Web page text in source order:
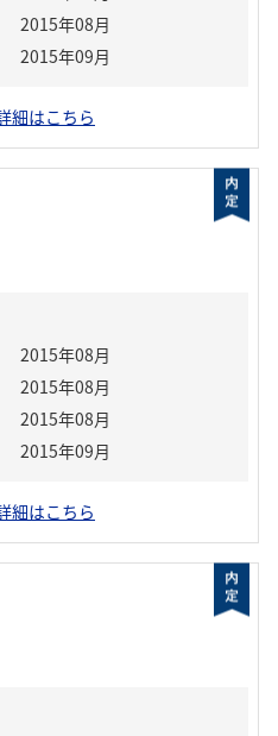
2015年08月
2015年09月
細はこちら
2015年08月
2015年08月
2015年08月
2015年09月
細はこちら